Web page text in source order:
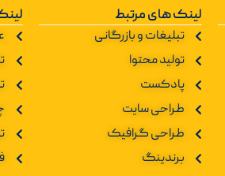
لینک های مرتبط
تبلیغات و بازرگانی
تولید محتوا
پادکست
طراحی سایت
طراحی گرافیک
برندینگ